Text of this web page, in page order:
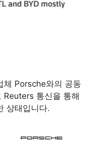
체 Porsche와의 공동
Reuters 통신을 통해
상태입니다.